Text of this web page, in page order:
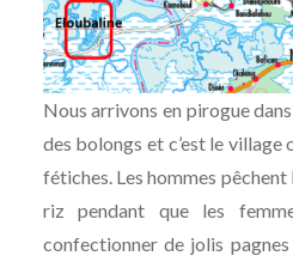
Nous arrivons en pirogue
des bolongs et c’est le village
fétiches. Les hommes
riz pendant que les
confectionner de jolis